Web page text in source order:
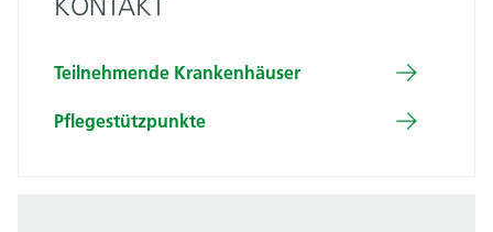
Teil­nehmende Kranken­häuser
Pflege­stütz­punkte